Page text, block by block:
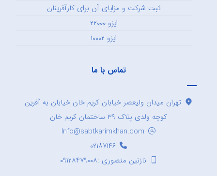
ثبت شرکت و مزایای آن برای کارآفرینان
ایزو ۲۲۰۰۰
ایزو ۱۰۰۰۲
تماس با ما
تهران میدان ولیعصر خیابان کریم خان خیابان به آفرین
کوچه ولدی پلاک ۳۹ ساختمان کریم خان
Info@sabtkarimkhan.com
۰۲۱۸۷۱۴۶
نازنین منصوری :۰۹۱۲۸۴۷۹۰۰۸